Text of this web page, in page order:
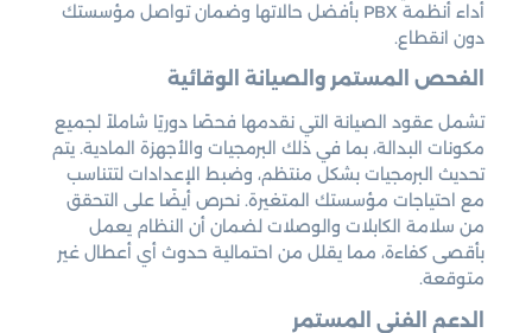
أداء أنظمة PBX بأفضل حالاتها وضمان تواصل مؤسستك
دون انقطاع.
الفحص المستمر والصيانة الوقائية
تشمل عقود الصيانة التي نقدمها فحصًا دوريًا شاملاً لجميع
مكونات البدالة، بما في ذلك البرمجيات والأجهزة المادية. يتم
تحديث البرمجيات بشكل منتظم، وضبط الإعدادات لتتناسب
مع احتياجات مؤسستك المتغيرة. نحرص أيضًا على التحقق
من سلامة الكابلات والوصلات لضمان أن النظام يعمل
بأقصى كفاءة، مما يقلل من احتمالية حدوث أي أعطال غير
متوقعة.
الدعم الفني المستمر